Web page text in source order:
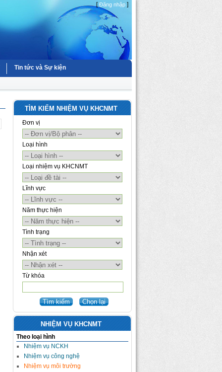
[Đăng nhập ]
Tin tức và Sự kiện
TÌM KIẾM NHIỆM VỤ KHCNMT
Đơn vị
Loại hình
Loại nhiệm vụ KHCNMT
Lĩnh vực
Năm thực hiện
Tình trạng
Nhận xét
Từ khóa
NHIỆM VỤ KHCNMT
Theo loại hình
Nhiệm vụ NCKH
Nhiệm vụ công nghệ
Nhiệm vụ môi trường